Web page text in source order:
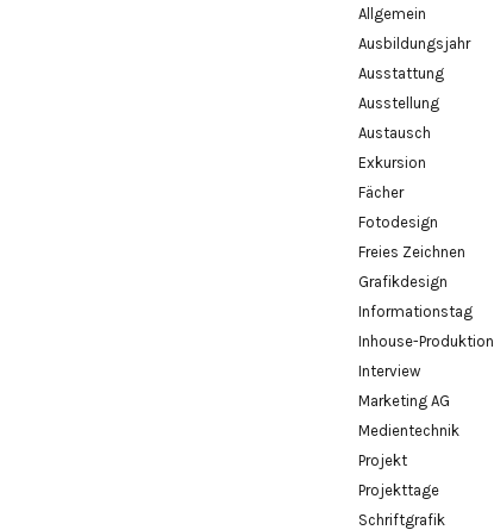
Allgemein
Ausbildungsjahr
Ausstattung
Ausstellung
Austausch
Exkursion
Fächer
Fotodesign
Freies Zeichnen
Grafikdesign
Informationstag
Inhouse-Produktion
Interview
Marketing AG
Medientechnik
Projekt
Projekttage
Schriftgrafik